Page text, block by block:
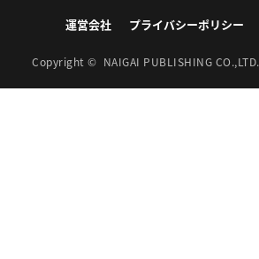
運営会社 プライバシーポリシー
Copyright © NAIGAI PUBLISHING CO.,LTD.